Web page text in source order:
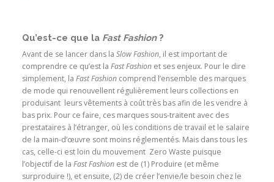
Qu’est-ce que la Fast Fashion?
Avant de se lancer dans la Slow Fashion, il est important de
comprendre ce qu’est la Fast Fashionet ses enjeux. Pour le dire
simplement, la Fast Fashioncomprend l’ensemble des marques
de mode qui renouvellent régulièrement leurs collections en
produisant leurs vêtements à coût très bas afin de les vendre à
bas prix. Pour ce faire, ces marques sous-traitent avec des
prestataires à l’étranger, où les conditions de travail et le salaire
de la main-d’œuvre sont moins réglementés. Mais dans tous les
cas, celle-ci est loin du mouvement Zero Waste puisque
l’objectif de la Fast Fashionest de (1) Produire (et même
surproduire !), et ensuite, (2) de créer l’envie/le besoin chez le